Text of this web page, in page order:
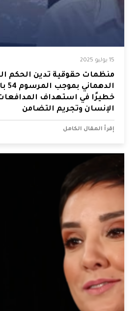
15 يوليو 2025
منظمات حقوقية تدين الحكم
خطيرًا في استهداف
الإنسان وتجريم التضامن
إقرأ المقال الكامل